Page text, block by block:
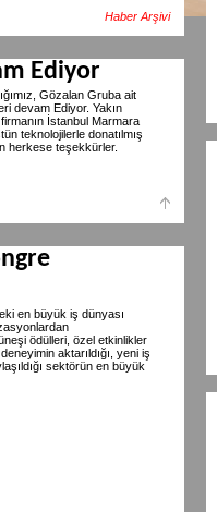
Haber Arşivi
Ediyor
Gözalan Gruba ait
devam Ediyor. Yakın
İstanbul Marmara
teknolojilerle donatılmış
herkese teşekkürler.
en büyük iş dünyası
ödülleri, özel etkinlikler
aktarıldığı, yeni iş
sektörün en büyük